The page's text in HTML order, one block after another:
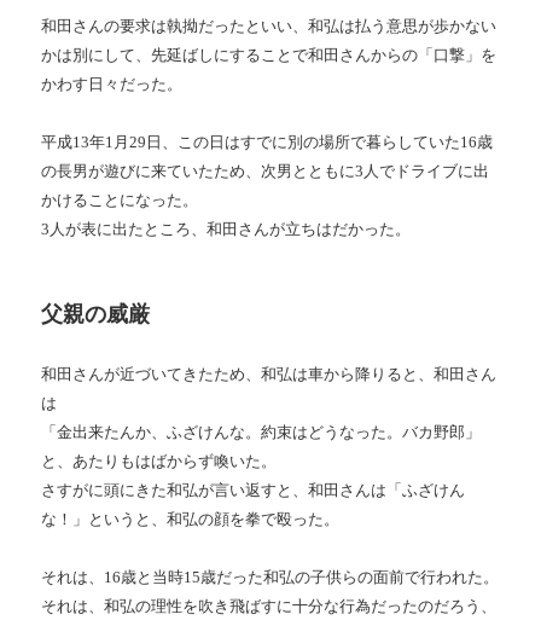
和田さんの要求は執拗だったといい、和弘は払う意思が歩かない
かは別にして、先延ばしにすることで和田さんからの「口撃」を
かわす日々だった。
平成13年1月29日、この日はすでに別の場所で暮らしていた16歳
の長男が遊びに来ていたため、次男とともに3人でドライブに出
かけることになった。
3人が表に出たところ、和田さんが立ちはだかった。
父親の威厳
和田さんが近づいてきたため、和弘は車から降りると、和田さん
は
「金出来たんか、ふざけんな。約束はどうなった。バカ野郎」
と、あたりもはばからず喚いた。
さすがに頭にきた和弘が言い返すと、和田さんは「ふざけん
な！」というと、和弘の顔を拳で殴った。
それは、16歳と当時15歳だった和弘の子供らの面前で行われた。
それは、和弘の理性を吹き飛ばすに十分な行為だったのだろう、